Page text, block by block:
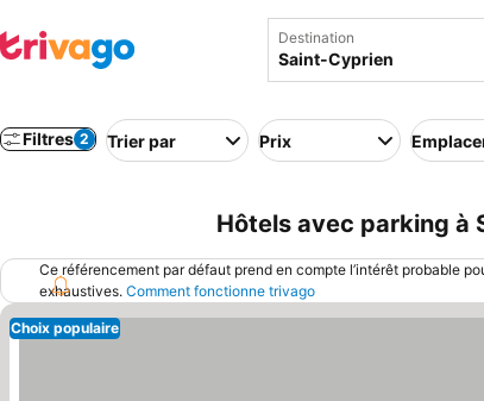
Destination
Filtres 2 Trier par Prix
Hôtels avec parking à
Ce référencement par défaut prend en compte l’intérêt probable
exhaustives. Comment fonctionne trivago
Choix populaire